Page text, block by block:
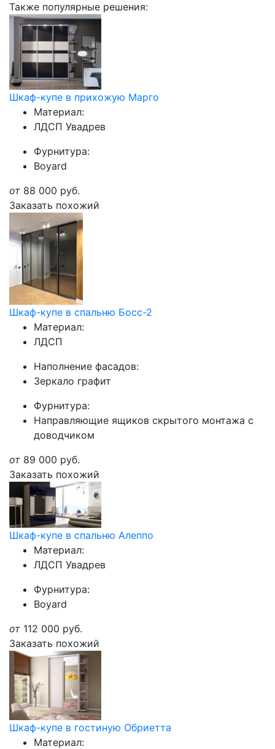
Также популярные решения:
Шкаф-купе в прихожую Марго
Материал:
ЛДСП Увадрев
Фурнитура:
Boyard
от 88 000 руб.
Заказать похожий
Шкаф-купе в спальню Босс-2
Материал:
ЛДСП
Наполнение фасадов:
Зеркало графит
Фурнитура:
Направляющие ящиков скрытого монтажа с
доводчиком
от 89 000 руб.
Заказать похожий
Шкаф-купе в спальню Алеппо
Материал:
ЛДСП Увадрев
Фурнитура:
Boyard
от 112 000 руб.
Заказать похожий
Шкаф-купе в гостиную Обриетта
Материал: